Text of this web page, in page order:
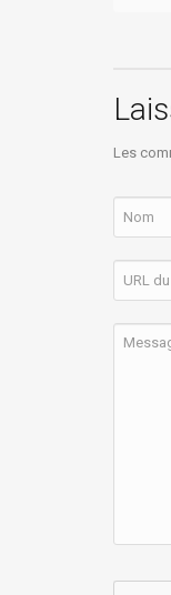
Les